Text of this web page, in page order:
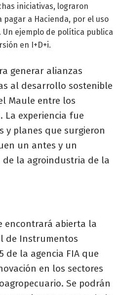
iniciativas, lograron
pagar a Hacienda, por el uso
ejemplo de política publica
en I+D+i.
generar alianzas
al desarrollo sostenible
Maule entre los
La experiencia fue
y planes que surgieron
un antes y un
de la agroindustria de la
encontrará abierta la
de Instrumentos
de la agencia FIA que
en los sectores
Se podrán